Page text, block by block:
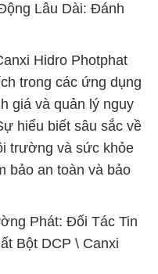
Lâu Dài: Đánh
Hidro Photphat
trong các ứng dụng
giá và quản lý nguy
hiểu biết sâu sắc về
trường và sức khỏe
bảo an toàn và bảo
Phát: Đối Tác Tin
Bột DCP \ Canxi